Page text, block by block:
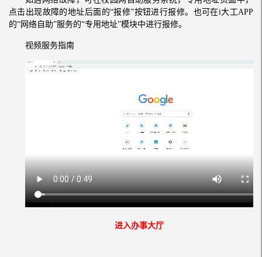
点击出现故障的地址后面的“报修”按钮进行报修。也可在i大工APP
的“网络自助”服务的“专用地址”模块中进行报修。
视频服务指南
进入办事大厅